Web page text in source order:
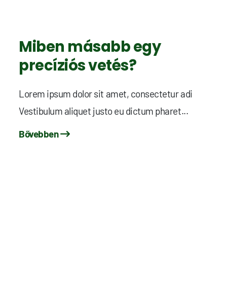
Miben másabb egy
precíziós vetés?
Lorem ipsum dolor sit amet, consectetur adi
Vestibulum aliquet justo eu dictum pharet...
Bővebben